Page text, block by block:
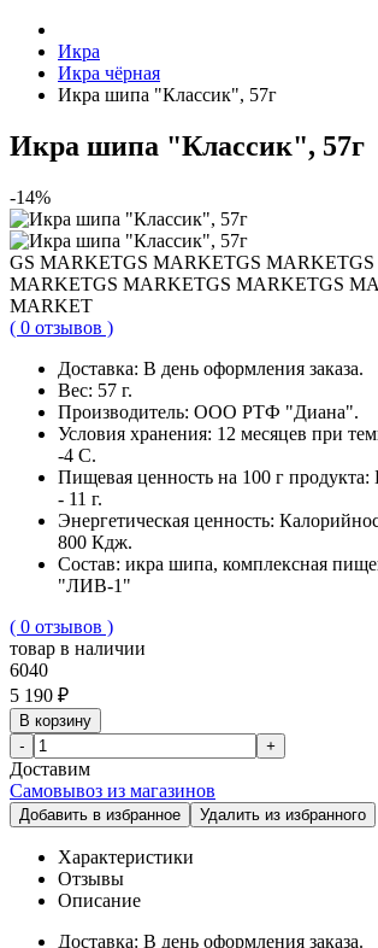
Икра
Икра чёрная
Икра шипа "Классик", 57г
Икра шипа "Классик", 57г
-14%
GS MARKETGS MARKETGS MARKET
MARKETGS MARKETGS MARKETGS
MARKET
( 0 отзывов )
Доставка: В день оформления заказа.
Вес: 57 г.
Производитель: ООО РТФ "Диана".
Условия хранения: 12 месяцев при
-4 С.
Пищевая ценность на 100 г продукта:
- 11 г.
Энергетическая ценность:
800 Кдж.
Cостав: икра шипа, комплексная
"ЛИВ-1"
( 0 отзывов )
товар в наличии
6040
5 190 ₽
В корзину
-
+
Доставим
Самовывоз из магазинов
Добавить в избранное Удалить из избранного
Характеристики
Отзывы
Описание
Доставка: В день оформления заказа.